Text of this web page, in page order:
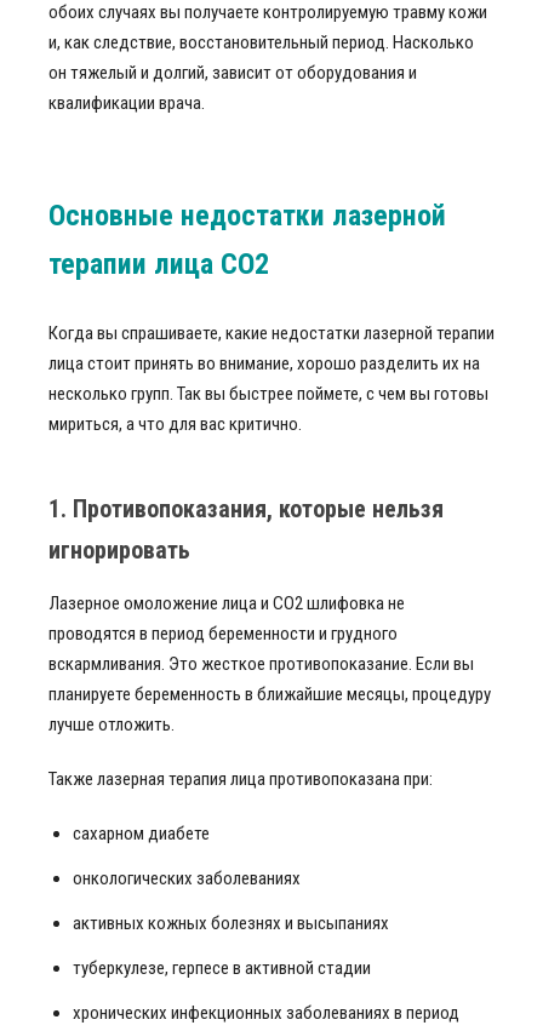
обоих случаях вы получаете контролируемую травму кожи
и, как следствие, восстановительный период. Насколько
он тяжелый и долгий, зависит от оборудования и
квалификации врача.
Основные недостатки лазерной
терапии лица CO2
Когда вы спрашиваете, какие недостатки лазерной терапии
лица стоит принять во внимание, хорошо разделить их на
несколько групп. Так вы быстрее поймете, с чем вы готовы
мириться, а что для вас критично.
1. Противопоказания, которые нельзя
игнорировать
Лазерное омоложение лица и СО2 шлифовка не
проводятся в период беременности и грудного
вскармливания. Это жесткое противопоказание. Если вы
планируете беременность в ближайшие месяцы, процедуру
лучше отложить.
Также лазерная терапия лица противопоказана при:
сахарном диабете
онкологических заболеваниях
активных кожных болезнях и высыпаниях
туберкулезе, герпесе в активной стадии
хронических инфекционных заболеваниях в период